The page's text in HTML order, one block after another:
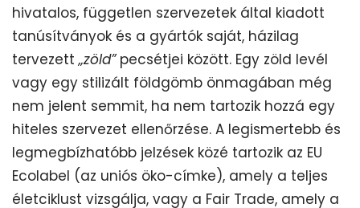
hivatalos, független szervezetek által kiadott
tanúsítványok és a gyártók saját, házilag
tervezett„zöld”pecsétjei között. Egy zöld levél
vagy egy stilizált földgömb önmagában még
nem jelent semmit, ha nem tartozik hozzá egy
hiteles szervezet ellenőrzése. A legismertebb és
legmegbízhatóbb jelzések közé tartozik az EU
Ecolabel (az uniós öko-címke), amely a teljes
életciklust vizsgálja, vagy a Fair Trade, amely a